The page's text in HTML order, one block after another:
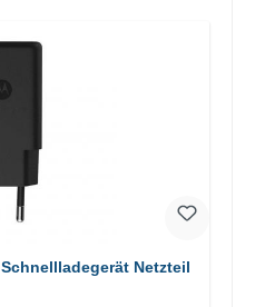
Motorola SC42 Original Schnellladegerät Netzteil